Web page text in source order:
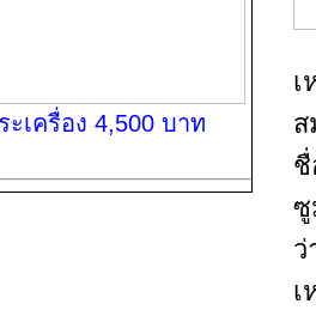
เครื่อง 4,500 บาท
เ
ส
ชื่
ซู
ว่
เ